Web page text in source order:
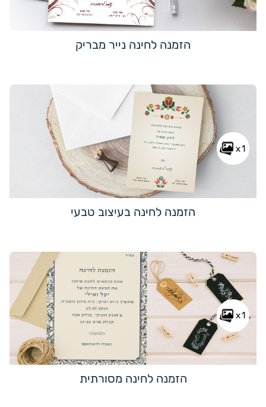
הזמנה לחינה נייר מבריק
x1
הזמנה לחינה בעיצוב טבעי
x1
הזמנה לחינה מסורתית